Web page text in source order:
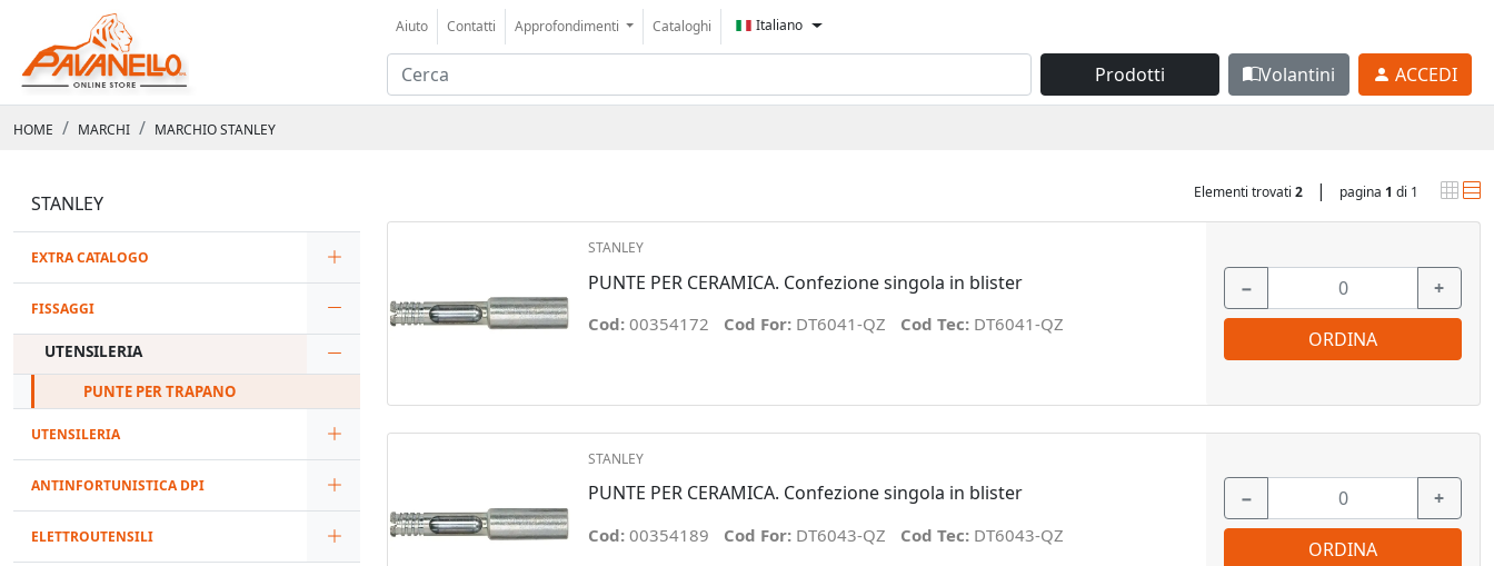
Aiuto Contatti Approfondimenti Cataloghi Italiano
Prodotti Volantini ACCEDI
HOME MARCHI MARCHIO STANLEY
STANLEY
EXTRA CATALOGO
FISSAGGI
UTENSILERIA
PUNTE PER TRAPANO
UTENSILERIA
ANTINFORTUNISTICA DPI
ELETTROUTENSILI
Elementi trovati 2 | pagina 1 di 1
STANLEY
PUNTE PER CERAMICA. Confezione singola in blister
Cod: 00354172 Cod For: DT6041-QZ Cod Tec: DT6041-QZ
− +
ORDINA
STANLEY
PUNTE PER CERAMICA. Confezione singola in blister
Cod: 00354189 Cod For: DT6043-QZ Cod Tec: DT6043-QZ
− +
ORDINA